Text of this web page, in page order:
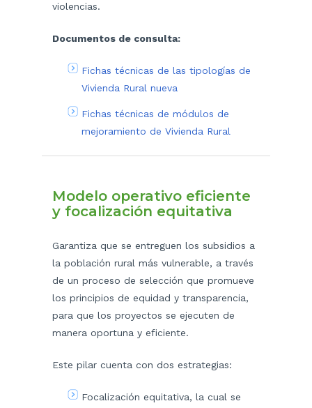
violencias.
Documentos de consulta:
Fichas técnicas de las tipologías de
Vivienda Rural nueva
Fichas técnicas de módulos de
mejoramiento de Vivienda Rural
Modelo operativo eficiente
y focalización equitativa
Garantiza que se entreguen los subsidios a
la población rural más vulnerable, a través
de un proceso de selección que promueve
los principios de equidad y transparencia,
para que los proyectos se ejecuten de
manera oportuna y eficiente.
Este pilar cuenta con dos estrategias:
Focalización equitativa, la cual se